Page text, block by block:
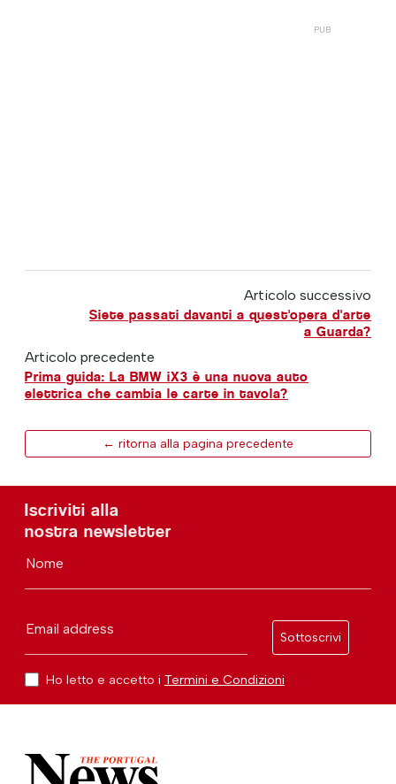
Articolo successivo
Siete passati davanti a quest'opera d'arte
a Guarda?
Articolo precedente
Prima guida: La BMW iX3 è una nuova auto
elettrica che cambia le carte in tavola?
← ritorna alla pagina precedente
Iscriviti alla
nostra newsletter
Nome
Email address
Sottoscrivi
Ho letto e accetto i Termini e Condizioni